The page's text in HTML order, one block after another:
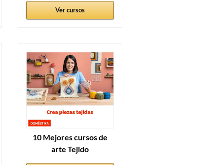
Ver cursos
10 Mejores cursos de
arte Tejido